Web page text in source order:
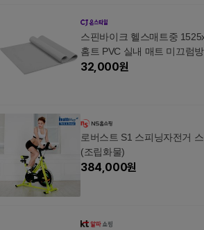
스핀바이크 헬스매트중
홈트 PVC 실내 매트 미끄럼
32,000원
로버스트 S1 스피닝자전거
(조립화물)
384,000원